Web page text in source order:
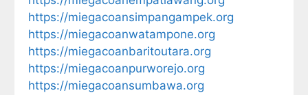
https://miegacoansimpangampek.org
https://miegacoanwatampone.org
https://miegacoanbaritoutara.org
https://miegacoanpurworejo.org
https://miegacoansumbawa.org